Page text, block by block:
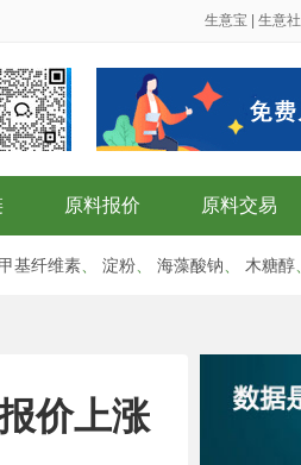
生意宝 生意社
原料报价 原料交易
甲基纤维素 淀粉 海藻酸钠 木糖醇
价上涨